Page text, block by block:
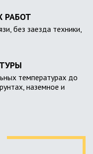
без заезда техники,
температурах до
наземное и